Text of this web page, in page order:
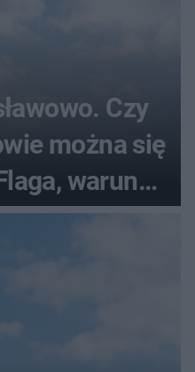
Czy
można się
warunki